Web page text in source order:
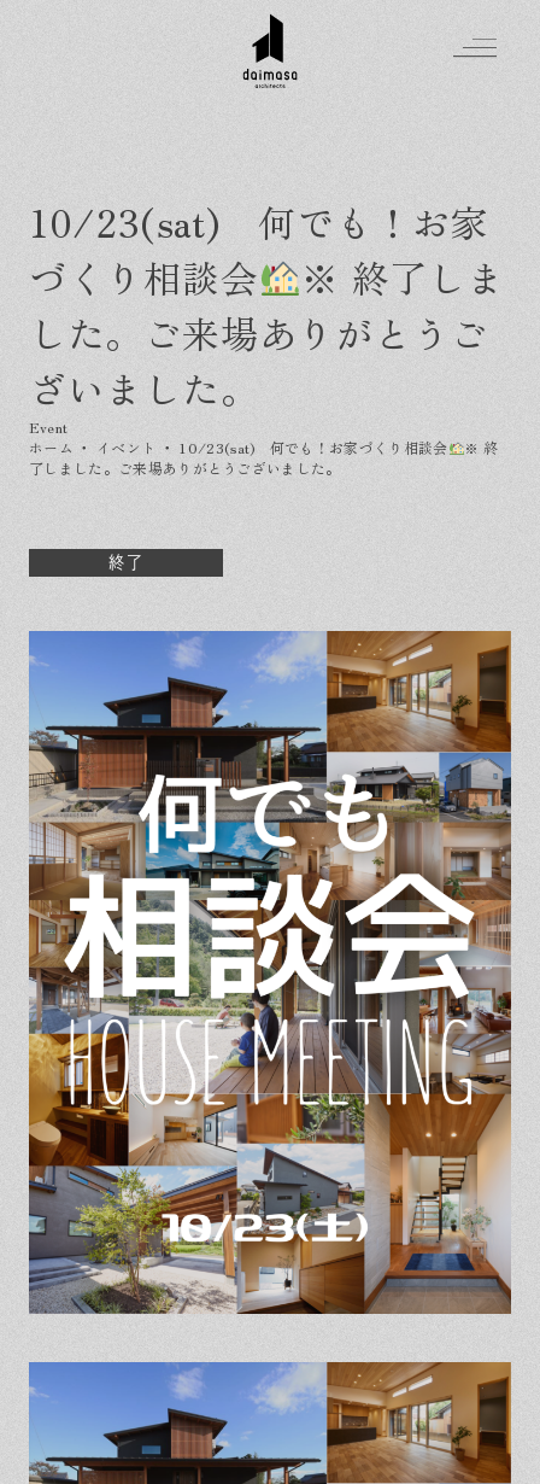
10/23(sat) 何でも！お家
づくり相談会
※ 終了しま
した。ご来場ありがとうご
ざいました。
ホーム ・ イベント ・ 10/23(sat) 何でも！お家づくり相談会
※ 終
了しました。ご来場ありがとうございました。
終了
Greeting
はじめましての方へ
Made in DAIMASA
私たちの想い
オーダーメイドの住まい
住まいの特性
For customer
施工実績
イベントを探す
よくある質問
木材辞典
Topics
イベント
Company
会社概要
採用情報
Contact
お問い合わせ
In
st
ag
ra
m
Fa
ce
bo
ok
LI
N
E
Event Contact